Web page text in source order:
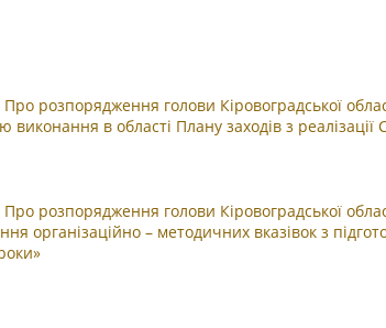
розпорядження голови Кіровоградської
в області Плану заходів з реалізації
розпорядження голови Кіровоградської
організаційно – методичних вказівок з